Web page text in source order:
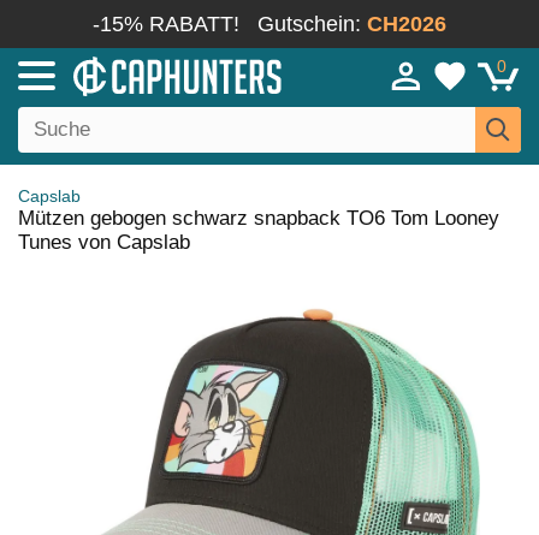
-15% RABATT! Gutschein: CH2026
0
Capslab
Mützen gebogen schwarz snapback TO6 Tom Looney
Tunes von Capslab